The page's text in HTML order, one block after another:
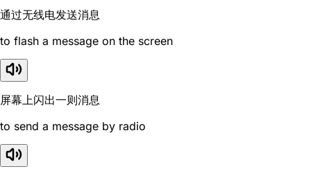
通过无线电发送消息
to flash a message on the screen
屏幕上闪出一则消息
to send a message by radio